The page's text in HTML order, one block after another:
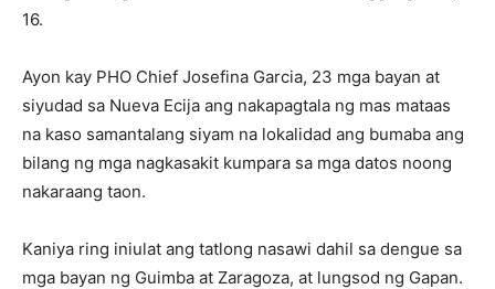
16.
Ayon kay PHO Chief Josefina Garcia, 23 mga bayan at
siyudad sa Nueva Ecija ang nakapagtala ng mas mataas
na kaso samantalang siyam na lokalidad ang bumaba ang
bilang ng mga nagkasakit kumpara sa mga datos noong
nakaraang taon.
Kaniya ring iniulat ang tatlong nasawi dahil sa dengue sa
mga bayan ng Guimba at Zaragoza, at lungsod ng Gapan.